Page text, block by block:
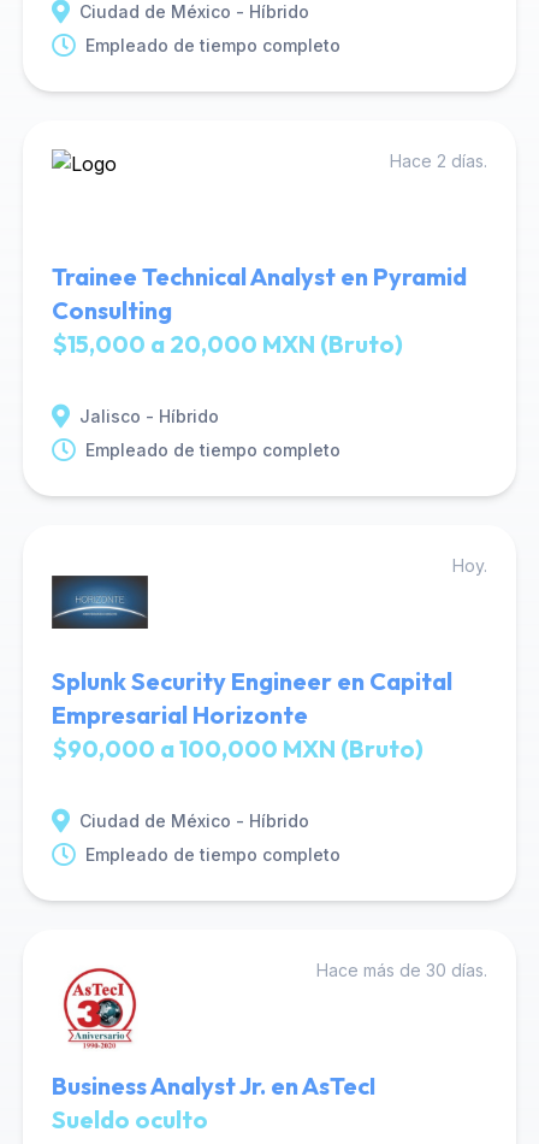
Ciudad de México - Híbrido
Empleado de tiempo completo
Hace 2 días.
Trainee Technical Analyst en Pyramid
Consulting
$15,000 a 20,000 MXN (Bruto)
Jalisco - Híbrido
Empleado de tiempo completo
Hoy.
Splunk Security Engineer en Capital
Empresarial Horizonte
$90,000 a 100,000 MXN (Bruto)
Ciudad de México - Híbrido
Empleado de tiempo completo
Hace más de 30 días.
Business Analyst Jr. en AsTecI
Sueldo oculto